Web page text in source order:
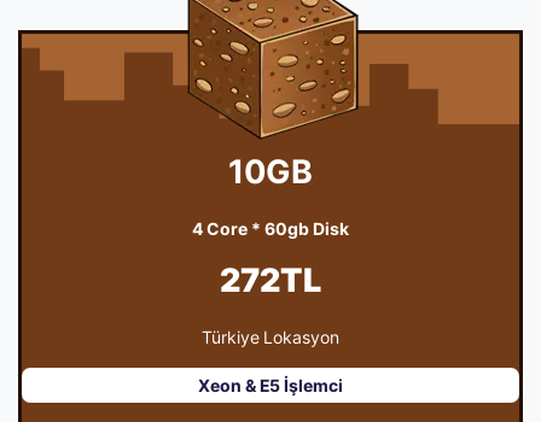
10GB
4 Core * 60gb Disk
272TL
Türkiye Lokasyon
Xeon & E5 İşlemci